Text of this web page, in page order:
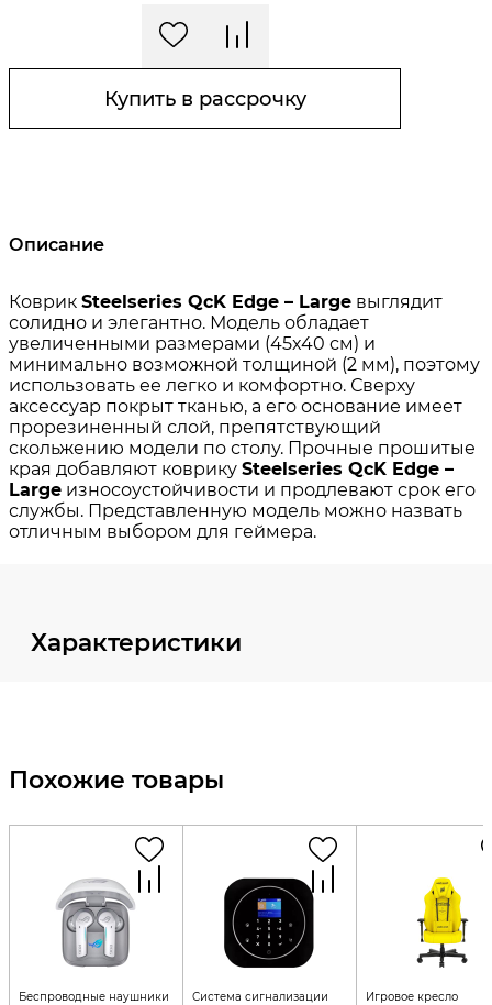
Купить в рассрочку
Описание
Характеристики
Похожие товары
Беспроводные наушники
Система сигнализации
Игровое кресло